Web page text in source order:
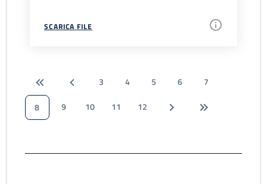
SCARICA FILE
3 4 5 6
7
8
9 10 11 12